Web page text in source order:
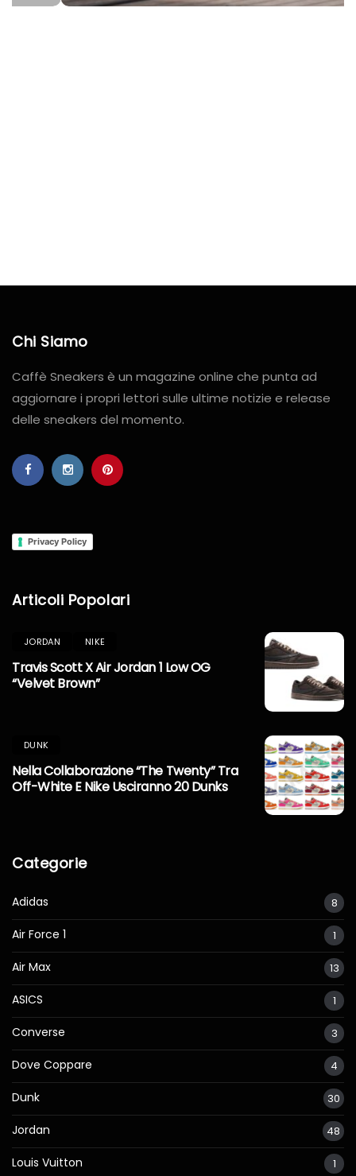
Chi Siamo
Caffè Sneakers è un magazine online che punta ad
aggiornare i propri lettori sulle ultime notizie e release
delle sneakers del momento.
Privacy Policy
Articoli Popolari
JORDAN NIKE
Travis Scott X Air Jordan 1 Low OG
“Velvet Brown”
DUNK
Nella Collaborazione “The Twenty” Tra
Off-White E Nike Usciranno 20 Dunks
Categorie
Adidas 8
Air Force 1 1
Air Max 13
ASICS 1
Converse 3
Dove Coppare 4
Dunk 30
Jordan 48
Louis Vuitton 1